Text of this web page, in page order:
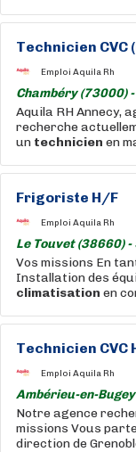
Technicien CVC
Emploi Aquila Rh
Chambéry (73000)
Aquila RH Annecy,
recherche
un technicien en
Frigoriste H/F
Emploi Aquila Rh
Le Touvet (38660)
Vos missions En
Installation des
climatisation en
Technicien CVC
Emploi Aquila Rh
Ambérieu-en-
Notre agence
missions Vous
direction de